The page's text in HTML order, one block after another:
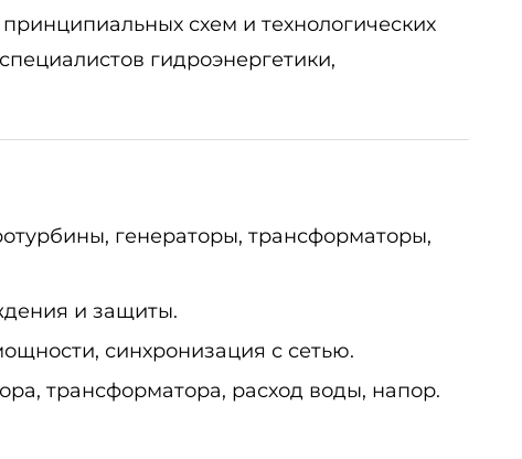
схем и технологических
гидроэнергетики,
генераторы, трансформаторы,
и защиты.
синхронизация с сетью.
трансформатора, расход воды, напор.